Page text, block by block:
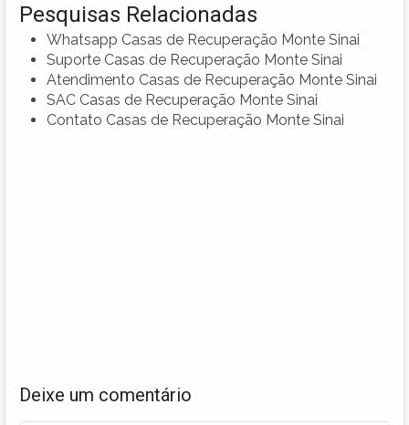
Pesquisas Relacionadas
Whatsapp Casas de Recuperação Monte Sinai
Suporte Casas de Recuperação Monte Sinai
Atendimento Casas de Recuperação Monte Sinai
SAC Casas de Recuperação Monte Sinai
Contato Casas de Recuperação Monte Sinai
Deixe um comentário